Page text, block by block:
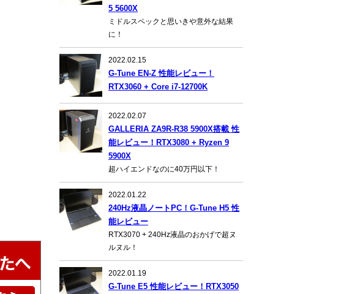
5 5600X
ミドルスペックと思いきや意外な結果
に！
2022.02.15
G-Tune EN-Z 性能レビュー！
RTX3060 + Core i7-12700K
2022.02.07
GALLERIA ZA9R-R38 5900X搭載 性
能レビュー！RTX3080 + Ryzen 9
5900X
超ハイエンドなのに40万円以下！
2022.01.22
240Hz液晶ノートPC！G-Tune H5 性
能レビュー
RTX3070 + 240Hz液晶のおかげで超ヌ
ルヌル！
2022.01.19
G-Tune E5 性能レビュー！RTX3050